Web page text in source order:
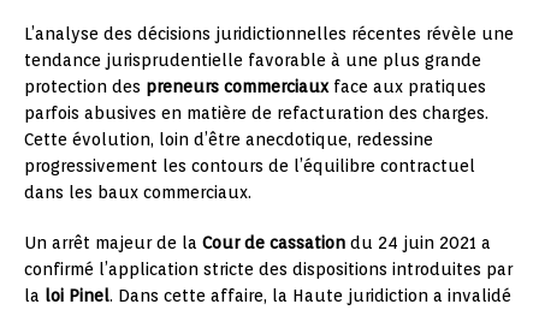
L’analyse des décisions juridictionnelles récentes révèle une
tendance jurisprudentielle favorable à une plus grande
protection des preneurs commerciauxface aux pratiques
parfois abusives en matière de refacturation des charges.
Cette évolution, loin d’être anecdotique, redessine
progressivement les contours de l’équilibre contractuel
dans les baux commerciaux.
Un arrêt majeur de la Cour de cassation du 24 juin 2021 a
confirmé l’application stricte des dispositions introduites par
la loi Pinel. Dans cette affaire, la Haute juridiction a invalidé